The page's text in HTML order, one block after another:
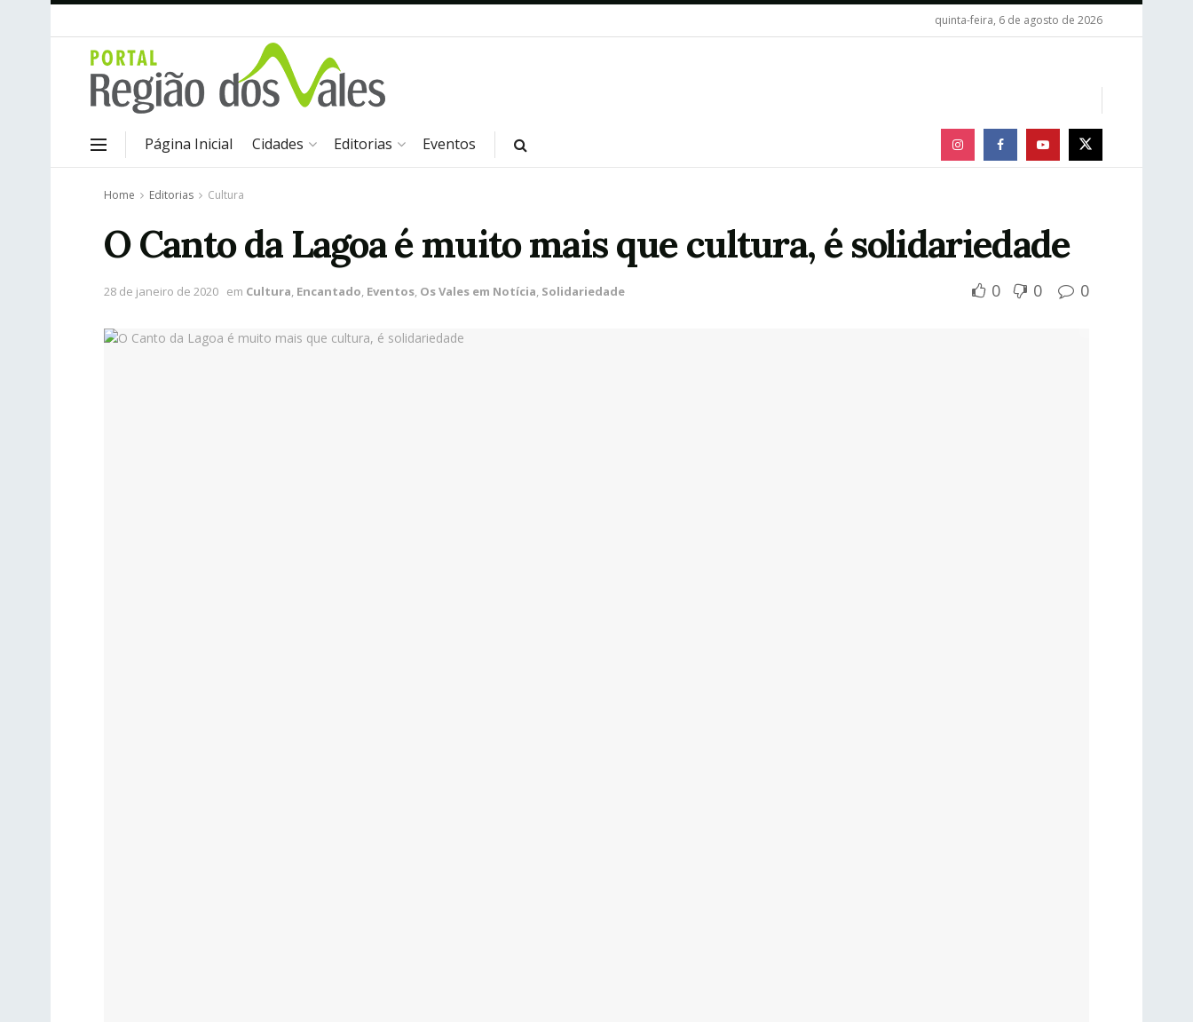
quinta-feira, 6 de agosto de 2026
Página Inicial Cidades Editorias Eventos
Home Editorias Cultura
O Canto da Lagoa é muito mais que cultura, é solidariedade
28 de janeiro de 2020 em Cultura, Encantado, Eventos, Os Vales em Notícia, Solidariedade 0 0 0